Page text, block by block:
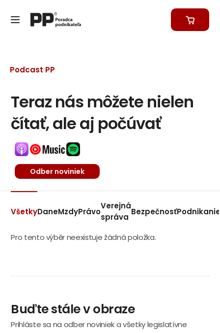
Podcast PP
Teraz nás môžete nielen
čítať, ale aj počúvať
Odber noviniek
VšetkyDaneMzdyPrávo
Verejná
správa
Bezpečnosť
Pro tento výběr neexistuje žádná položka.
Buďte stále v obraze
Prihláste sa na odber noviniek a všetky legislatívne